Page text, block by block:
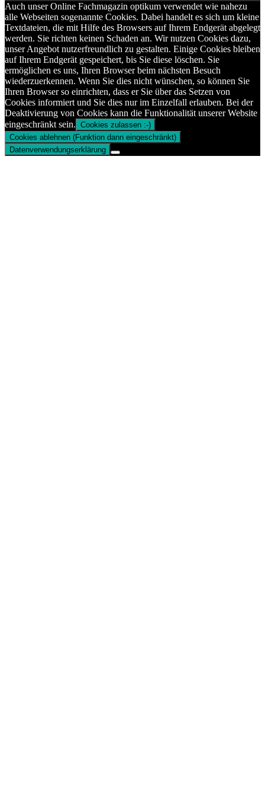
Auch unser Online Fachmagazin optikum verwendet wie nahezu
alle Webseiten sogenannte Cookies. Dabei handelt es sich um kleine
Textdateien, die mit Hilfe des Browsers auf Ihrem Endgerät abgelegt
werden. Sie richten keinen Schaden an. Wir nutzen Cookies dazu,
unser Angebot nutzerfreundlich zu gestalten. Einige Cookies bleiben
auf Ihrem Endgerät gespeichert, bis Sie diese löschen. Sie
ermöglichen es uns, Ihren Browser beim nächsten Besuch
wiederzuerkennen. Wenn Sie dies nicht wünschen, so können Sie
Ihren Browser so einrichten, dass er Sie über das Setzen von
Cookies informiert und Sie dies nur im Einzelfall erlauben. Bei der
Deaktivierung von Cookies kann die Funktionalität unserer Website
eingeschränkt sein. Cookies zulassen :-)
Cookies ablehnen (Funktion dann eingeschränkt)
Datenverwendungserklärung